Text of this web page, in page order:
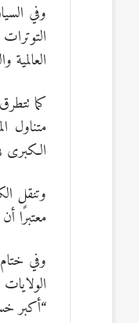
وفي
كما
متناول
الكبرى
وتنقل
معتبرًا
وفي
“أكبر